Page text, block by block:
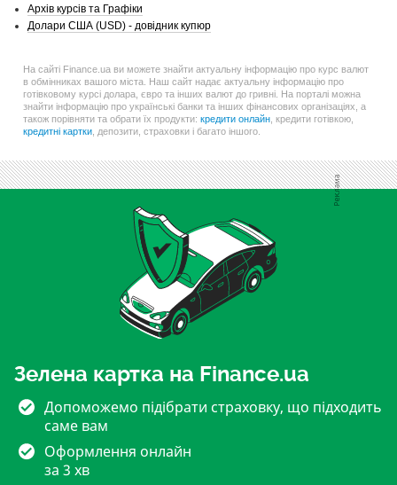
Архів курсів та Графіки
Долари США (USD) - довідник купюр
На сайті Finance.ua ви можете знайти актуальну інформацію про курс валют
в обмінниках вашого міста. Наш сайт надає актуальну інформацію про
готівковому курсі долара, євро та інших валют до гривні. На порталі можна
знайти інформацію про українські банки та інших фінансових організаціях, а
також порівняти та обрати їх продукти: кредити онлайн , кредити готівкою,
кредитні картки , депозити, страховки і багато іншого.
Зелена картка на Finance.ua
Допоможемо підібрати страховку, що підходить
саме вам
Оформлення онлайн
за 3 хв